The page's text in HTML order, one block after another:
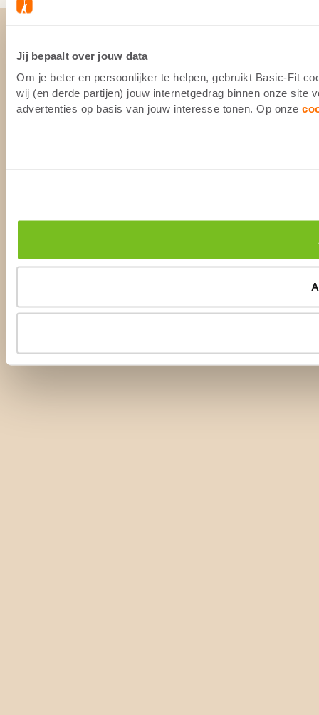
Jij bepaalt over jouw data
Om je beter en persoonlijker te helpen, gebruikt Basic-Fit
wij (en derde partijen) jouw internetgedrag binnen onze site
advertenties op basis van jouw interesse tonen. Op onze